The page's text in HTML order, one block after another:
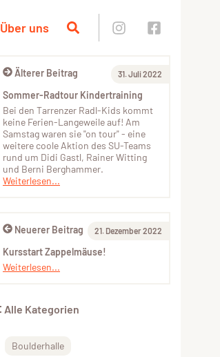
Über uns
Älterer Beitrag 31. Juli 2022
Sommer-Radtour Kindertraining
Bei den Tarrenzer Radl-Kids kommt
keine Ferien-Langeweile auf! Am
Samstag waren sie "on tour" - eine
weitere coole Aktion des SU-Teams
rund um Didi Gastl, Rainer Witting
und Berni Berghammer.
Weiterlesen...
Neuerer Beitrag 21. Dezember 2022
Kursstart Zappelmäuse!
Weiterlesen...
Alle Kategorien
Boulderhalle